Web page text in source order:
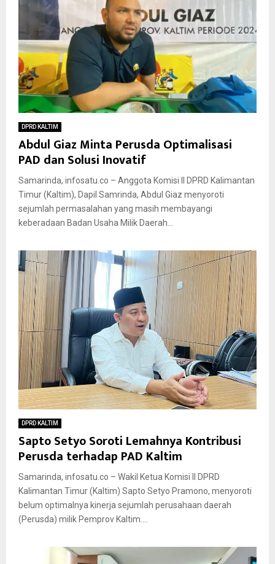
DPRD KALTIM
Abdul Giaz Minta Perusda Optimalisasi
PAD dan Solusi Inovatif
Samarinda, infosatu.co – Anggota Komisi II DPRD Kalimantan
Timur (Kaltim), Dapil Samrinda, Abdul Giaz menyoroti
sejumlah permasalahan yang masih membayangi
keberadaan Badan Usaha Milik Daerah...
DPRD KALTIM
Sapto Setyo Soroti Lemahnya Kontribusi
Perusda terhadap PAD Kaltim
Samarinda, infosatu.co – Wakil Ketua Komisi II DPRD
Kalimantan Timur (Kaltim) Sapto Setyo Pramono, menyoroti
belum optimalnya kinerja sejumlah perusahaan daerah
(Perusda) milik Pemprov Kaltim....